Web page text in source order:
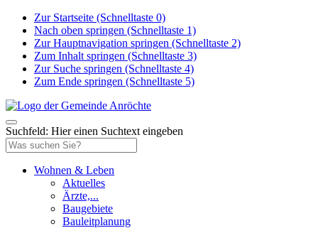
Zur Startseite (Schnelltaste 0)
Nach oben springen (Schnelltaste 1)
Zur Hauptnavigation springen (Schnelltaste 2)
Zum Inhalt springen (Schnelltaste 3)
Zur Suche springen (Schnelltaste 4)
Zum Ende springen (Schnelltaste 5)
Suchfeld: Hier einen Suchtext eingeben
Wohnen & Leben
Aktuelles
Ärzte,...
Baugebiete
Bauleitplanung